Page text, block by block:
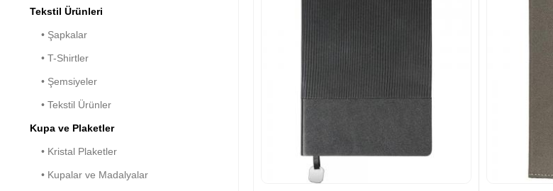
Tekstil Ürünleri
• Şapkalar
• T-Shirtler
• Şemsiyeler
• Tekstil Ürünler
Kupa ve Plaketler
• Kristal Plaketler
• Kupalar ve Madalyalar